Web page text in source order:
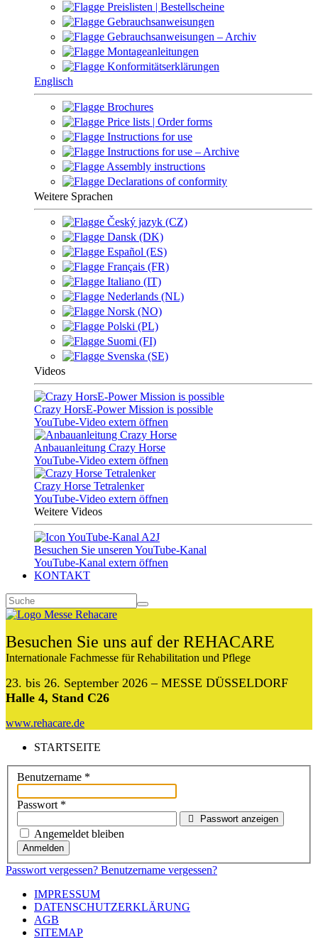
Preislisten | Bestellscheine
Gebrauchsanweisungen
Gebrauchsanweisungen – Archiv
Montageanleitungen
Konformitätserklärungen
Englisch
Brochures
Price lists | Order forms
Instructions for use
Instructions for use – Archive
Assembly instructions
Declarations of conformity
Weitere Sprachen
Český jazyk (CZ)
Dansk (DK)
Español (ES)
Français (FR)
Italiano (IT)
Nederlands (NL)
Norsk (NO)
Polski (PL)
Suomi (FI)
Svenska (SE)
Videos
Crazy HorsE-Power Mission is possible
YouTube-Video extern öffnen
Anbauanleitung Crazy Horse
YouTube-Video extern öffnen
Crazy Horse Tetralenker
YouTube-Video extern öffnen
Weitere Videos
Besuchen Sie unseren YouTube-Kanal
YouTube-Kanal extern öffnen
KONTAKT
Besuchen Sie uns auf der REHACARE
Internationale Fachmesse für Rehabilitation und Pflege
23. bis 26. September 2026 – MESSE DÜSSELDORF
Halle 4, Stand C26
www.rehacare.de
STARTSEITE
Benutzername *
Passwort *
Passwort anzeigen
Angemeldet bleiben
Anmelden
Passwort vergessen? Benutzername vergessen?
IMPRESSUM
DATENSCHUTZERKLÄRUNG
AGB
SITEMAP